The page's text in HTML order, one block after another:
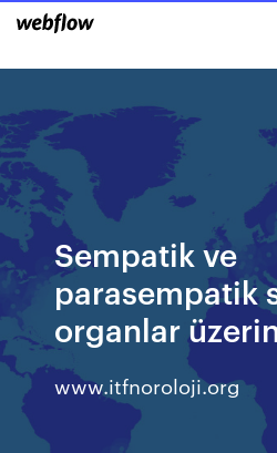
Sempatik ve
parasempatik
organlar
www.itfnoroloji.org